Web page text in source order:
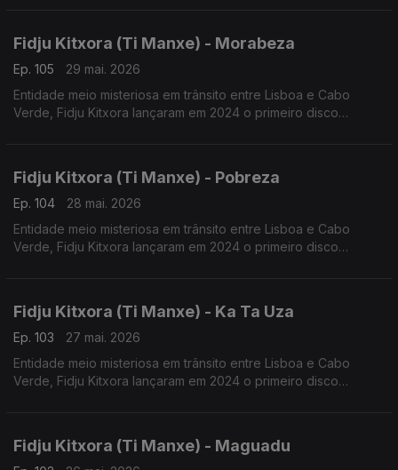
Fidju Kitxora (Ti Manxe) - Morabeza
Ep. 105
29 mai. 2026
Entidade meio misteriosa em trânsito entre Lisboa e Cabo
Verde, Fidju Kitxora lançaram em 2024 o primeiro disco
Fidju Kitxora (Ti Manxe) - Pobreza
Ep. 104
28 mai. 2026
Entidade meio misteriosa em trânsito entre Lisboa e Cabo
Verde, Fidju Kitxora lançaram em 2024 o primeiro disco
Fidju Kitxora (Ti Manxe) - Ka Ta Uza
Ep. 103
27 mai. 2026
Entidade meio misteriosa em trânsito entre Lisboa e Cabo
Verde, Fidju Kitxora lançaram em 2024 o primeiro disco
Fidju Kitxora (Ti Manxe) - Maguadu